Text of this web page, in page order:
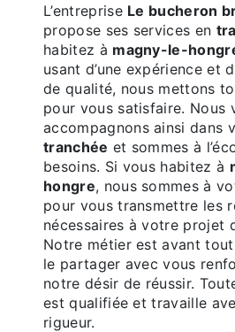
L’entreprise Le bucheron
propose ses services en
habitez à magny-le-
usant d’une expérience et
de qualité, nous mettons
pour vous satisfaire. Nous
accompagnons ainsi dans
tranchée et sommes à
besoins. Si vous habitez à
hongre, nous sommes à
pour vous transmettre les
nécessaires à votre projet
Notre métier est avant
le partager avec vous
notre désir de réussir.
est qualifiée et travaille
rigueur.